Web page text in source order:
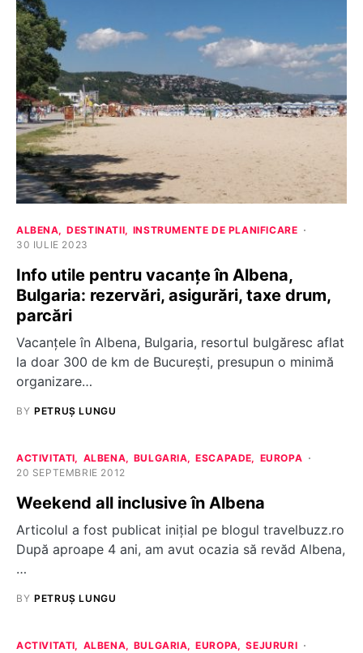
ALBENA DESTINATII
INSTRUMENTE DE PLANIFICARE
30 IULIE 2023
Info utile pentru vacanțe în Albena,
Bulgaria: rezervări, asigurări, taxe drum,
parcări
Vacanțele în Albena, Bulgaria, resortul bulgăresc aflat
la doar 300 de km de București, presupun o minimă
organizare…
BY PETRUȘ LUNGU
ACTIVITATI ALBENA BULGARIA ESCAPADE
EUROPA
20 SEPTEMBRIE 2012
Weekend all inclusive în Albena
Articolul a fost publicat inițial pe blogul travelbuzz.ro
După aproape 4 ani, am avut ocazia să revăd Albena,
…
BY PETRUȘ LUNGU
ACTIVITATI ALBENA BULGARIA EUROPA
SEJURURI